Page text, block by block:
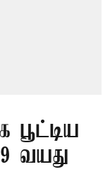
பூட்டிய
9 வயது